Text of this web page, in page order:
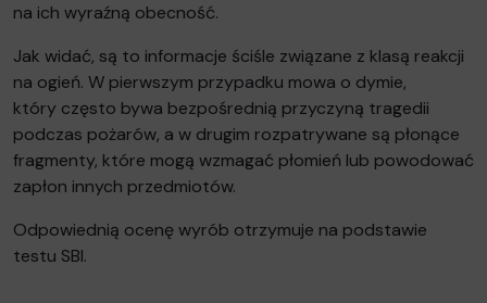
na ich wyraźną obecność.
Jak widać, są to informacje ściśle związane z klasą reakcji
na ogień. W pierwszym przypadku mowa o dymie,
który często bywa bezpośrednią przyczyną tragedii
podczas pożarów, a w drugim rozpatrywane są płonące
fragmenty, które mogą wzmagać płomień lub powodować
zapłon innych przedmiotów.
Odpowiednią ocenę wyrób otrzymuje na podstawie
testu SBI.